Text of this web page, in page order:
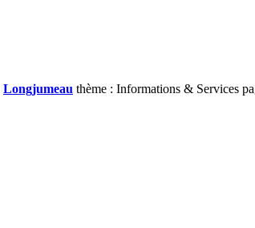
Longjumeau thème : Informations & Services